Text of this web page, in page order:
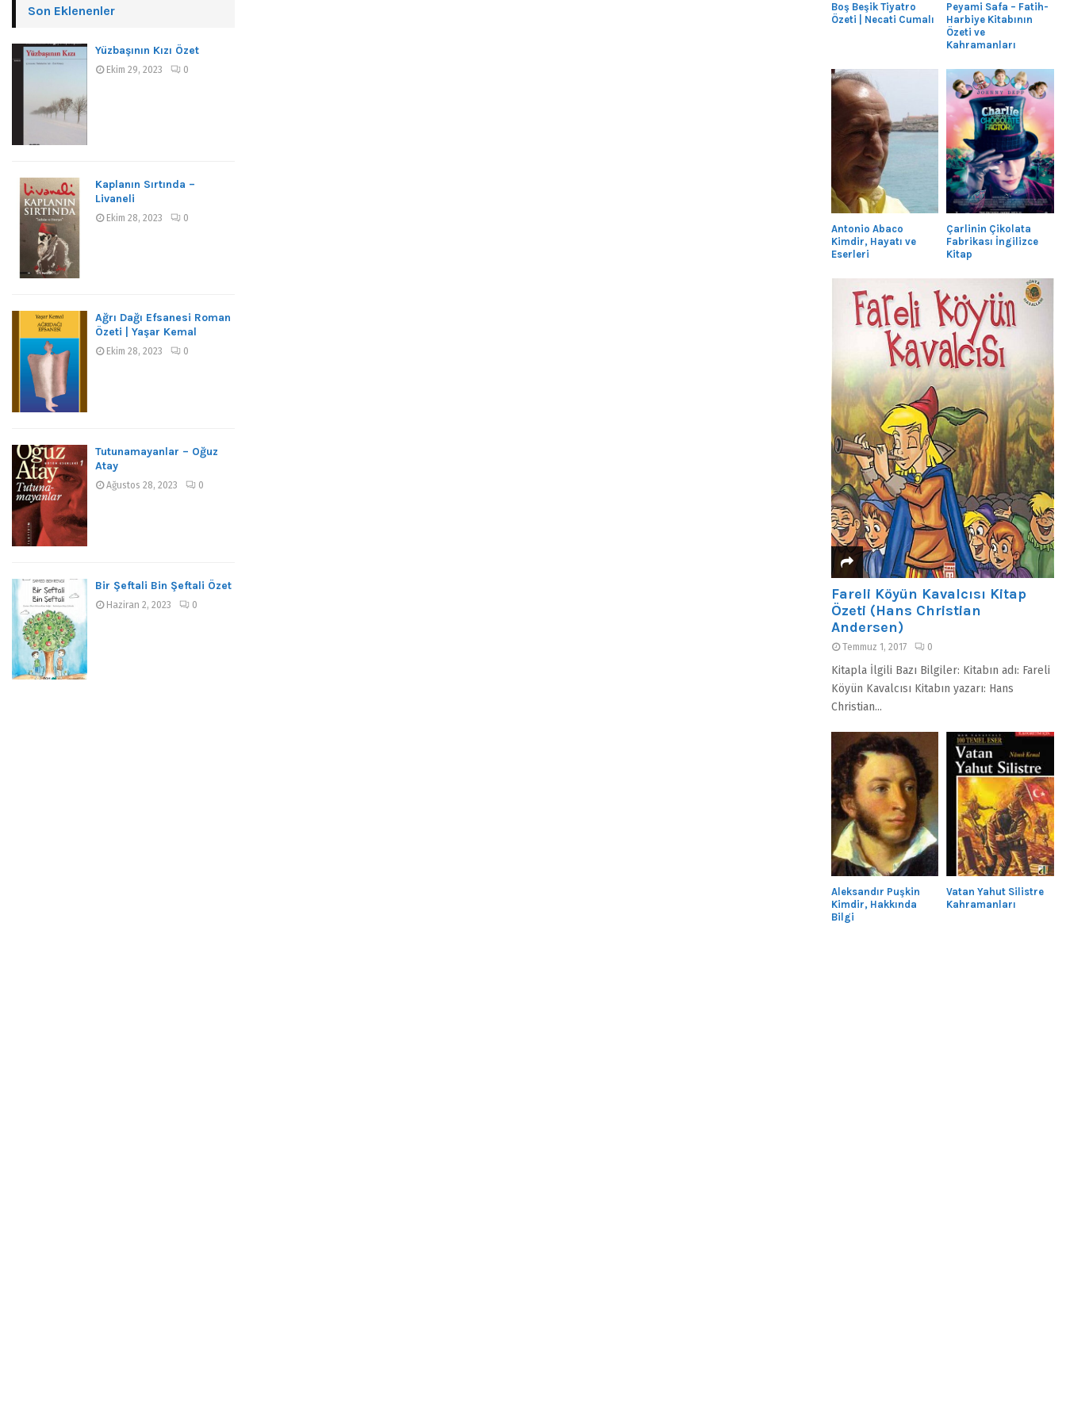
Son Eklenenler
Yüzbaşının Kızı Özet
Ekim 29, 2023 0
Kaplanın Sırtında –
Livaneli
Ekim 28, 2023 0
Ağrı Dağı Efsanesi Roman
Özeti | Yaşar Kemal
Ekim 28, 2023 0
Tutunamayanlar – Oğuz
Atay
Ağustos 28, 2023 0
Bir Şeftali Bin Şeftali Özet
Haziran 2, 2023 0
Boş Beşik Tiyatro
Özeti | Necati Cumalı
Peyami Safa – Fatih-
Harbiye Kitabının
Özeti ve
Kahramanları
Antonio Abaco
Kimdir, Hayatı ve
Eserleri
Çarlinin Çikolata
Fabrikası İngilizce
Kitap
Fareli Köyün Kavalcısı Kitap
Özeti (Hans Christian
Andersen)
Temmuz 1, 2017 0
Kitapla İlgili Bazı Bilgiler: Kitabın adı: Fareli
Köyün Kavalcısı Kitabın yazarı: Hans
Christian...
Aleksandır Puşkin
Kimdir, Hakkında
Bilgi
Vatan Yahut Silistre
Kahramanları